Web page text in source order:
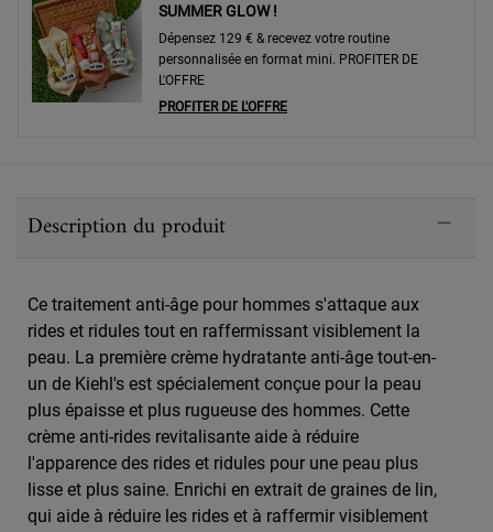
SUMMER GLOW !
Dépensez 129 € & recevez votre routine
personnalisée en format mini. PROFITER DE
L'OFFRE
PROFITER DE L'OFFRE
Description du produit
Ce traitement anti-âge pour hommes s'attaque aux
rides et ridules tout en raffermissant visiblement la
peau. La première crème hydratante anti-âge tout-en-
un de Kiehl's est spécialement conçue pour la peau
plus épaisse et plus rugueuse des hommes. Cette
crème anti-rides revitalisante aide à réduire
l'apparence des rides et ridules pour une peau plus
lisse et plus saine. Enrichi en extrait de graines de lin,
qui aide à réduire les rides et à raffermir visiblement